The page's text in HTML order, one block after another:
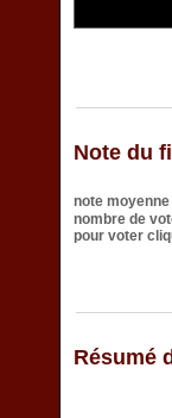
Note du
note moyenne
nombre de
pour voter
Résumé